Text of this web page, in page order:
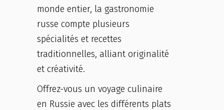
monde entier, la gastronomie
russe compte plusieurs
spécialités et recettes
traditionnelles, alliant originalité
et créativité.
Offrez-vous un voyage culinaire
en Russie avec les différents plats